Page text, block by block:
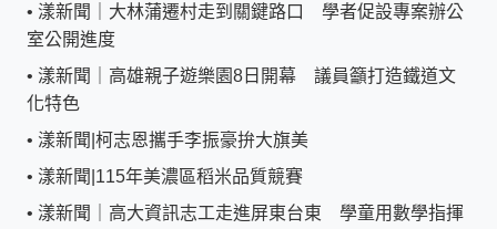
• 漾新聞｜大林蒲遷村走到關鍵路口 學者促設專案辦公
室公開進度
• 漾新聞｜高雄親子遊樂園8日開幕 議員籲打造鐵道文
化特色
• 漾新聞|柯志恩攜手李振豪拚大旗美
• 漾新聞|115年美濃區稻米品質競賽
• 漾新聞｜高大資訊志工走進屏東台東 學童用數學指揮